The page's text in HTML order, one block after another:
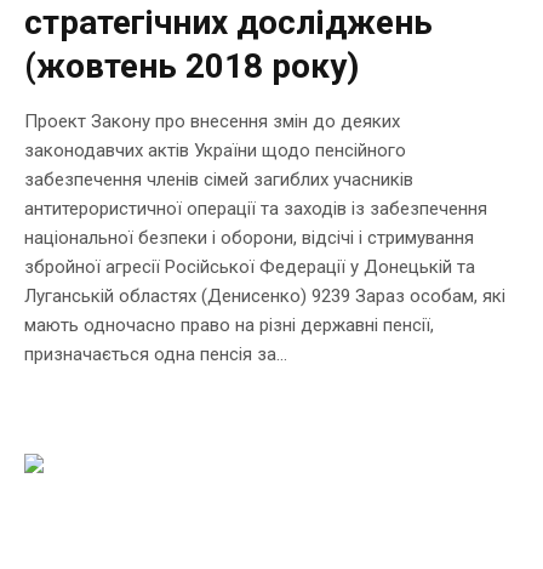
стратегічних досліджень
(жовтень 2018 року)
Проект Закону про внесення змін до деяких
законодавчих актів України щодо пенсійного
забезпечення членів сімей загиблих учасників
антитерористичної операції та заходів із забезпечення
національної безпеки і оборони, відсічі і стримування
збройної агресії Російської Федерації у Донецькій та
Луганській областях (Денисенко) 9239 Зараз особам, які
мають одночасно право на різні державні пенсії,
призначається одна пенсія за...